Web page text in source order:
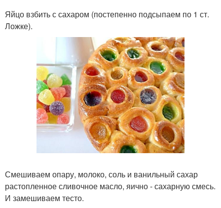
Яйцо взбить с сахаром (постепенно подсыпаем по 1 ст.
Ложке).
Смешиваем опару, молоко, соль и ванильный сахар
растопленное сливочное масло, яично - сахарную смесь.
И замешиваем тесто.